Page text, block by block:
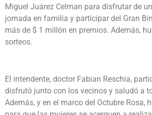
Miguel Juárez Celman para disfrutar de
jornada en familia y participar del Gran
más de $ 1 millón en premios. Además,
sorteos.
El intendente, doctor Fabian Reschia,
disfrutó junto con los vecinos y saludó a
Además, y en el marco del Octubre Rosa,